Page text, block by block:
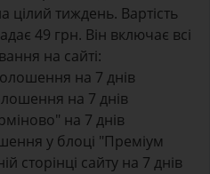
цілий тиждень. Вартість
49 грн. Він включає всі
на сайті:
на 7 днів
на 7 днів
на 7 днів
у блоці "Преміум
сторінці сайту на 7 днів